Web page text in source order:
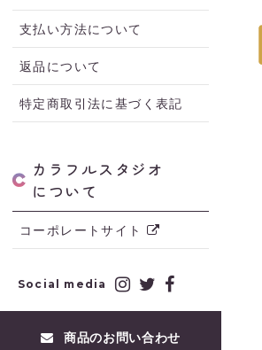
支払い方法について
返品について
特定商取引法に基づく表記
カラフルスタジオ
について
コーポレートサイト
Social media
商品のお問い合わせ